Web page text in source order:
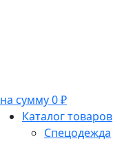
на сумму 0 ₽
Каталог товаров
Спецодежда